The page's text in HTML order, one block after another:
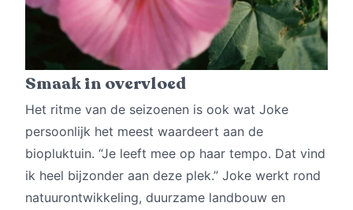
Smaak in overvloed
Het ritme van de seizoenen is ook wat Joke
persoonlijk het meest waardeert aan de
biopluktuin. “Je leeft mee op haar tempo. Dat vind
ik heel bijzonder aan deze plek.” Joke werkt rond
natuurontwikkeling, duurzame landbouw en